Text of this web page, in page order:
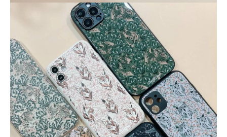
大眼睛透氣網眼透
NT$ 129
NT$ 159
- +
大眼睛透氣網眼透
視束口斜背包
NT$ 159
NT$ 189
- +NT$ 219
NT$ 249
加入購物車